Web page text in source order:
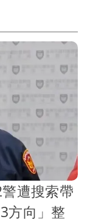
遭搜索帶
方向」整